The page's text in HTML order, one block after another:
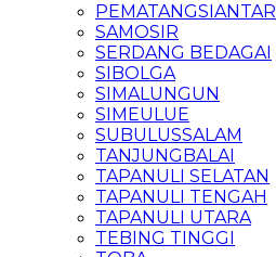
PEMATANGSIANTAR
SAMOSIR
SERDANG BEDAGAI
SIBOLGA
SIMALUNGUN
SIMEULUE
SUBULUSSALAM
TANJUNGBALAI
TAPANULI SELATAN
TAPANULI TENGAH
TAPANULI UTARA
TEBING TINGGI